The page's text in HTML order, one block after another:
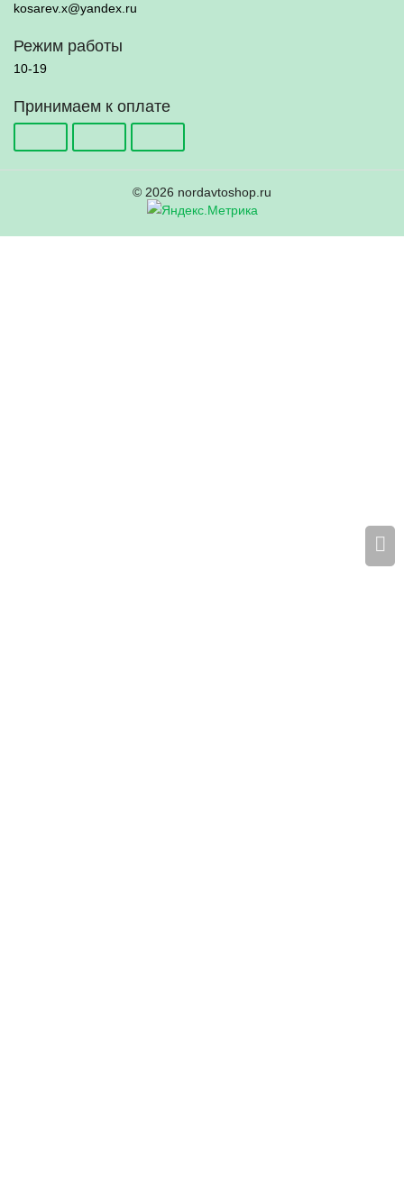
kosarev.x@yandex.ru
Режим работы
10-19
Принимаем к оплате
© 2026 nordavtoshop.ru